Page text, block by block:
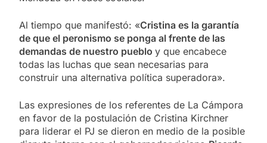
Al tiempo que manifestó: «Cristina es la garantía
de que el peronismo se ponga al frente de las
demandas de nuestro pueblo y que encabece
todas las luchas que sean necesarias para
construir una alternativa política superadora».
Las expresiones de los referentes de La Cámpora
en favor de la postulación de Cristina Kirchner
para liderar el PJ se dieron en medio de la posible